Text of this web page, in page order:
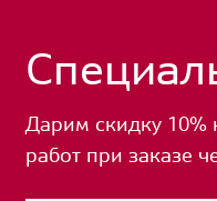
Дарим скидку
работ при заказе